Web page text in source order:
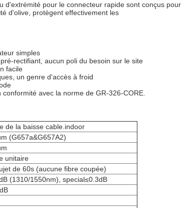
d'extrémité pour le connecteur rapide sont conçus pour
d'olive, protègent effectivement les
simples
rectifiant, aucun poli du besoin sur le site
facile
un genre d'accès à froid
avec la norme de GR-326-CORE.
de la baisse cable.indoor
(G657a&G657A2)
unitaire
de 60s (aucune fibre coupée)
(1310/1550nm), special≤0.3dB